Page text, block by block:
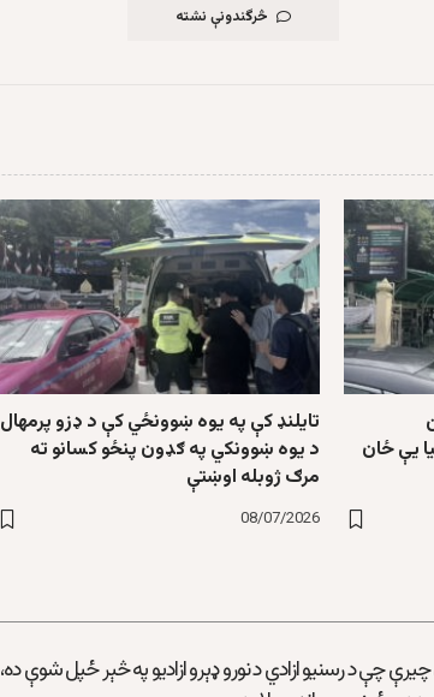
څرگندونې نشته
کلن
یې ځان
تایلنډ کې په یوه ښوونځي کې د ډزو پرمهال
د یوه ښوونکي په ګډون پنځو کسانو ته
مرګ ژوبله اوښتې
08/07/2026
چې د رسنیو ازادي د نورو ډېرو ازادیو په څېر ځپل شوې ده،